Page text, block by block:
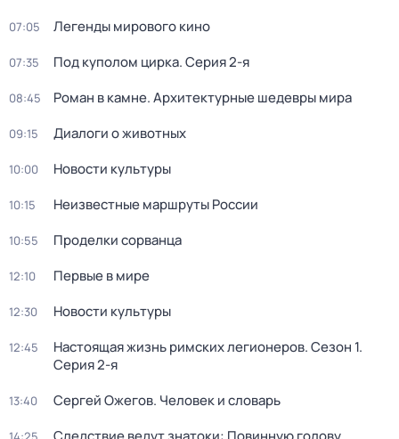
07:05 Легенды мирового кино
07:35 Под куполом цирка. Серия 2-я
08:45 Роман в камне. Архитектурные шедевры мира
09:15 Диалоги о животных
10:00 Новости культуры
10:15 Неизвестные маршруты России
10:55 Проделки сорванца
12:10 Первые в мире
12:30 Новости культуры
12:45 Настоящая жизнь римских легионеров. Сезон 1.
Серия 2-я
13:40 Сергей Ожегов. Человек и словарь